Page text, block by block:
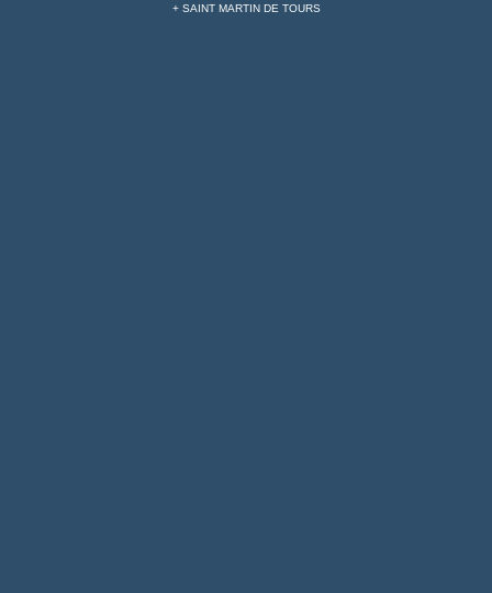
+ SAINT MARTIN DE TOURS